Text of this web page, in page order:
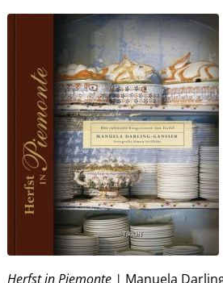
Herfst in Piemonte | Manuela